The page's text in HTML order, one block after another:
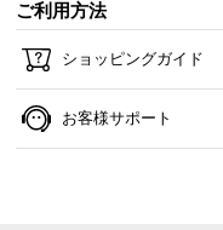
ご利用方法
ショッピングガイド
お客様サポート